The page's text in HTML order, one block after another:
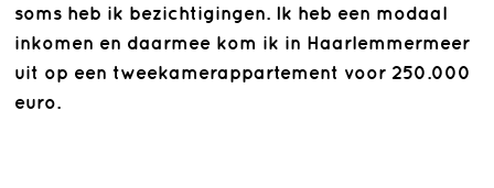
soms heb ik bezichtigingen. Ik heb een modaal
inkomen en daarmee kom ik in Haarlemmermeer
uit op een tweekamerappartement voor 250.000
euro.